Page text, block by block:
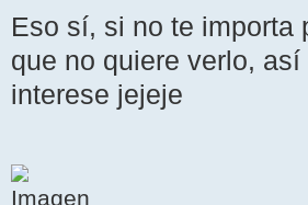
Eso sí, si no te importa
que no quiere verlo,
interese jejeje